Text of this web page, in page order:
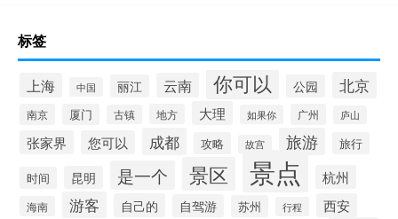
标签
上海 中国 丽江 云南 你可以 公园 北京
南京 厦门 古镇 地方 大理 如果你 广州 庐山
张家界 您可以 成都 攻略 故宫 旅游 旅行
时间 昆明 是一个 景区 景点 杭州
海南 游客 自己的 自驾游 苏州 行程 西安